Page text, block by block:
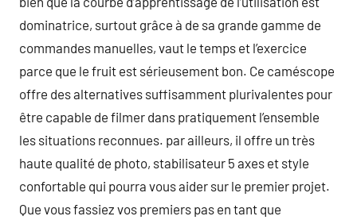
dominatrice, surtout grâce à de sa grande gamme de
commandes manuelles, vaut le temps et l’exercice
parce que le fruit est sérieusement bon. Ce caméscope
offre des alternatives suffisamment plurivalentes pour
être capable de filmer dans pratiquement l’ensemble
les situations reconnues. par ailleurs, il offre un très
haute qualité de photo, stabilisateur 5 axes et style
confortable qui pourra vous aider sur le premier projet.
Que vous fassiez vos premiers pas en tant que